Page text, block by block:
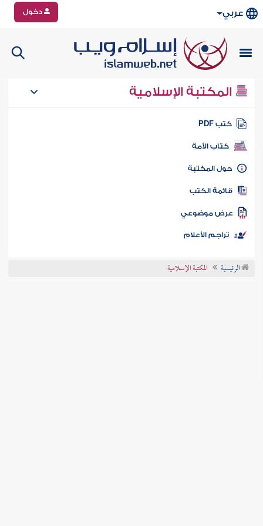
عربي دخول
المكتبة الإسلامية
كتب PDF
كتاب الأمة
المكتبة
الكتب
موضوعي
تراجم الأعلام
الرئيسية المكتبة الإسلامية